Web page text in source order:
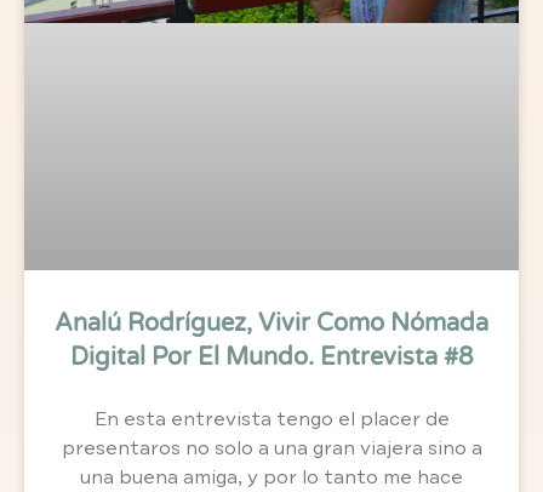
Analú Rodríguez, Vivir Como Nómada
Digital Por El Mundo. Entrevista #8
En esta entrevista tengo el placer de
presentaros no solo a una gran viajera sino a
una buena amiga, y por lo tanto me hace